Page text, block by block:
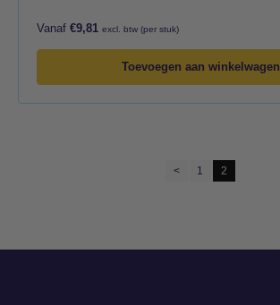
Vanaf €9,81 excl. btw (per stuk)
Toevoegen aan winkelwagen
< 1 2